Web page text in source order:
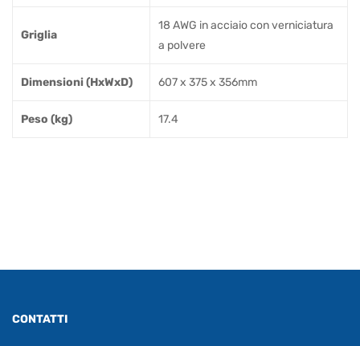
Griglia
18 AWG in acciaio con verniciatura
a polvere
Dimensioni (HxWxD) 607 x 375 x 356mm
Peso (kg) 17.4
CONTATTI